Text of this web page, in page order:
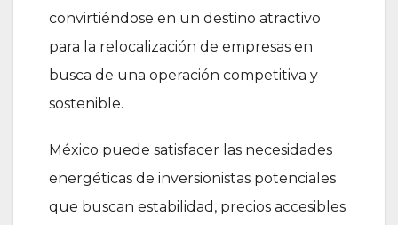
convirtiéndose en un destino atractivo
para la relocalización de empresas en
busca de una operación competitiva y
sostenible.
México puede satisfacer las necesidades
energéticas de inversionistas potenciales
que buscan estabilidad, precios accesibles